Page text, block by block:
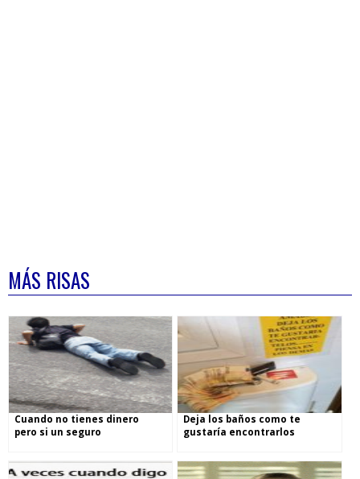
MÁS RISAS
Cuando no tienes dinero
pero si un seguro
Deja los baños como te
gustaría encontrarlos